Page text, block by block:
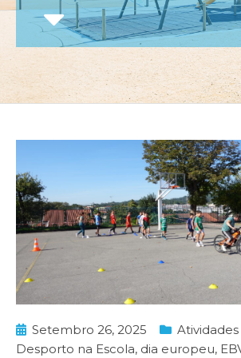
Setembro 26, 2025
Desporto na Escola, dia europeu,